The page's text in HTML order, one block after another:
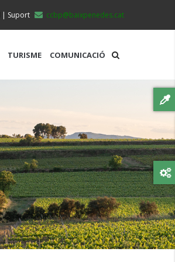
ccbp@baixpenedes.cat
| Suport
TURISME COMUNICACIÓ